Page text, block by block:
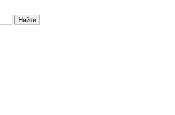
Найти